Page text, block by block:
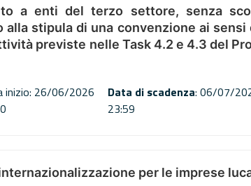
a enti del terzo settore, senza
stipula di una convenzione ai sensi
previste nelle Task 4.2 e 4.3 del
inizio: 26/06/2026
Data di scadenza: 06/07/
23:59
per le imprese